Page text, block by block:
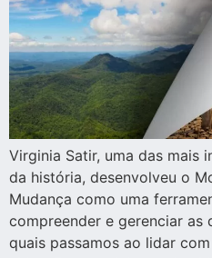
Virginia Satir, uma das mais
da história, desenvolveu o
Mudança como uma
compreender e gerenciar as
quais passamos ao lidar